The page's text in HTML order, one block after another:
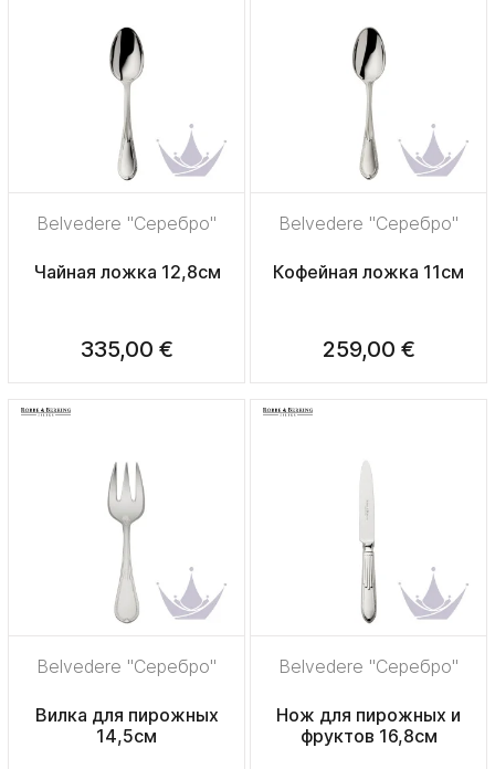
Belvedere "Серебро"
Чайная ложка 12,8см
335,00 €
Belvedere "Серебро"
Кофейная ложка 11см
259,00 €
Belvedere "Серебро"
Вилка для пирожных
14,5см
Belvedere "Серебро"
Нож для пирожных и
фруктов 16,8см